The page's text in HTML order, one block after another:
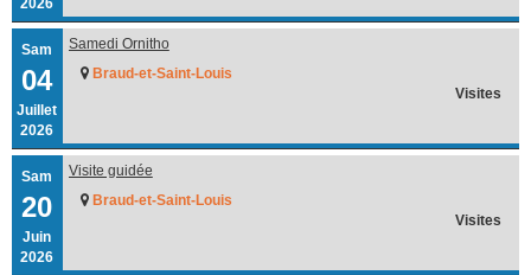
Sam
04
Juillet
2026
Samedi Ornitho
Braud-et-Saint-Louis
Visites
Sam
20
Juin
2026
Visite guidée
Braud-et-Saint-Louis
Visites